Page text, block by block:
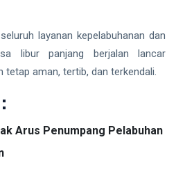
layanan kepelabuhanan dan
libur panjang berjalan lancar
tetap aman, tertib, dan terkendali.
Arus Penumpang Pelabuhan